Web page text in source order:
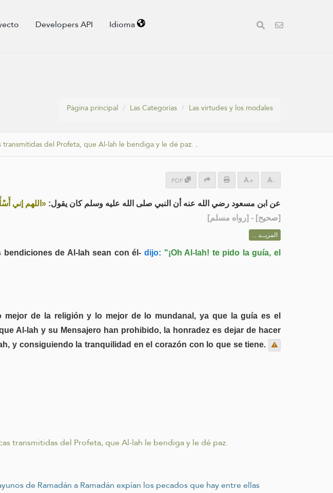
Developers API Idioma
Página principal Las Categorías Las virtudes y los modales
transmitidas del Profeta, que Al-lah le bendiga y le dé paz. .
PDF + -
عن ابن مسعود رضي الله عنه أن النبي صلى الله عليه وسلم كان يقول: «اللهم إني
[صحيح] - [رواه مسلم]
المزيــد ...
de Al-lah sean con él- dijo: "¡Oh Al-lah! te pido la guía, el
de la religión y lo mejor de lo mundanal, ya que la guía es el
Al-lah y su Mensajero han prohibido, la honradez es dejar de hacer
y consiguiendo la tranquilidad en el corazón con lo que se tiene.
transmitidas del Profeta, que Al-lah le bendiga y le dé paz.
de Ramadán a Ramadán expían los pecados que hay entre ellas